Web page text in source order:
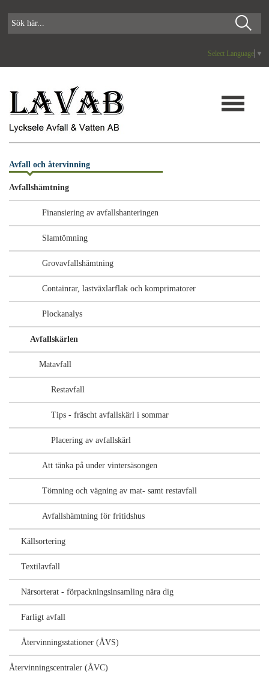
Select Language ▼
Avfall och återvinning
Avfallshämtning
Finansiering av avfallshanteringen
Slamtömning
Grovavfallshämtning
Containrar, lastväxlarflak och komprimatorer
Plockanalys
Avfallskärlen
Matavfall
Restavfall
Tips - fräscht avfallskärl i sommar
Placering av avfallskärl
Att tänka på under vintersäsongen
Tömning och vägning av mat- samt restavfall
Avfallshämtning för fritidshus
Källsortering
Textilavfall
Närsorterat - förpackningsinsamling nära dig
Farligt avfall
Återvinningsstationer (ÅVS)
Återvinningscentraler (ÅVC)